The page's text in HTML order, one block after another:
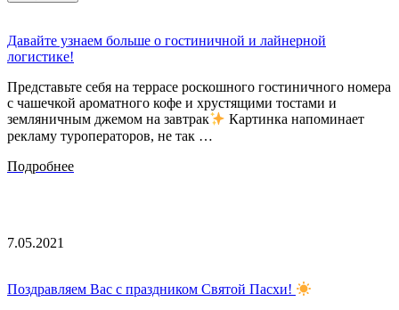
Давайте узнаем больше о гостиничной и лайнерной
логистике!
Представьте себя на террасе роскошного гостиничного номера
с чашечкой ароматного кофе и хрустящими тостами и
земляничным джемом на завтрак
Картинка напоминает
рекламу туроператоров, не так …
Подробнее
7.05.2021
Поздравляем Вас с праздником Святой Пасхи!